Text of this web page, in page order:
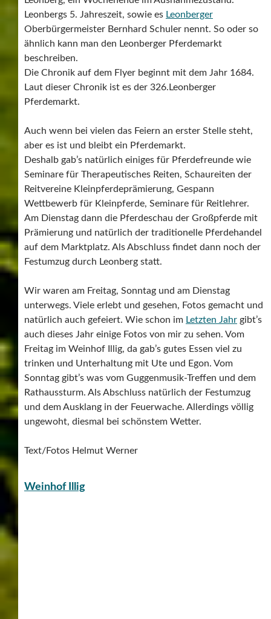
Auch wenn bei vielen das Feiern an erster Stelle steht,
aber es ist und bleibt ein Pferdemarkt.
Deshalb gab’s natürlich einiges für Pferdefreunde wie
Seminare für Therapeutisches Reiten, Schaureiten der
Reitvereine Kleinpferdeprämierung, Gespann
Wettbewerb für Kleinpferde, Seminare für Reitlehrer.
Am Dienstag dann die Pferdeschau der Großpferde mit
auf dem Marktplatz. Als Abschluss findet dann noch der
Festumzug durch Leonberg statt.
Wir waren am Freitag, Sonntag und am Dienstag
unterwegs. Viele erlebt und gesehen, Fotos gemacht und
natürlich auch gefeiert. Wie schon im
Letzten Jahr
auch dieses Jahr einige Fotos von mir zu sehen. Vom
Freitag im Weinhof Illig, da gab’s gutes Essen viel zu
trinken und Unterhaltung mit Ute und Egon. Vom
Sonntag gibt’s was vom Guggenmusik-Treffen und dem
und dem Ausklang in der Feuerwache. Allerdings völlig
ungewoht, diesmal bei schönstem Wetter.
Text/Fotos Helmut Werner
Weinhof Illig